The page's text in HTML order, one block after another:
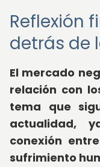
Reflexión
detrás de
El mercado
relación con
tema que
actualidad,
conexión
sufrimiento